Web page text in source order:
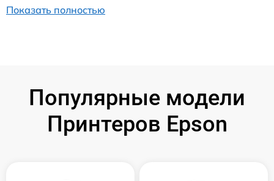
Показать полностью
Популярные модели
Принтеров Epson